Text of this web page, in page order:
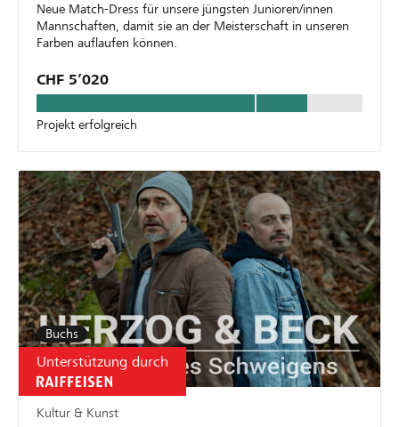
Neue Match-Dress für unsere jüngsten Junioren/innen
Mannschaften, damit sie an der Meisterschaft in unseren
Farben auflaufen können.
CHF 5’020
Projekt erfolgreich
Buchs
Unterstützung durch
Kultur & Kunst